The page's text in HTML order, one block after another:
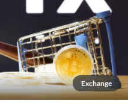
Exchange